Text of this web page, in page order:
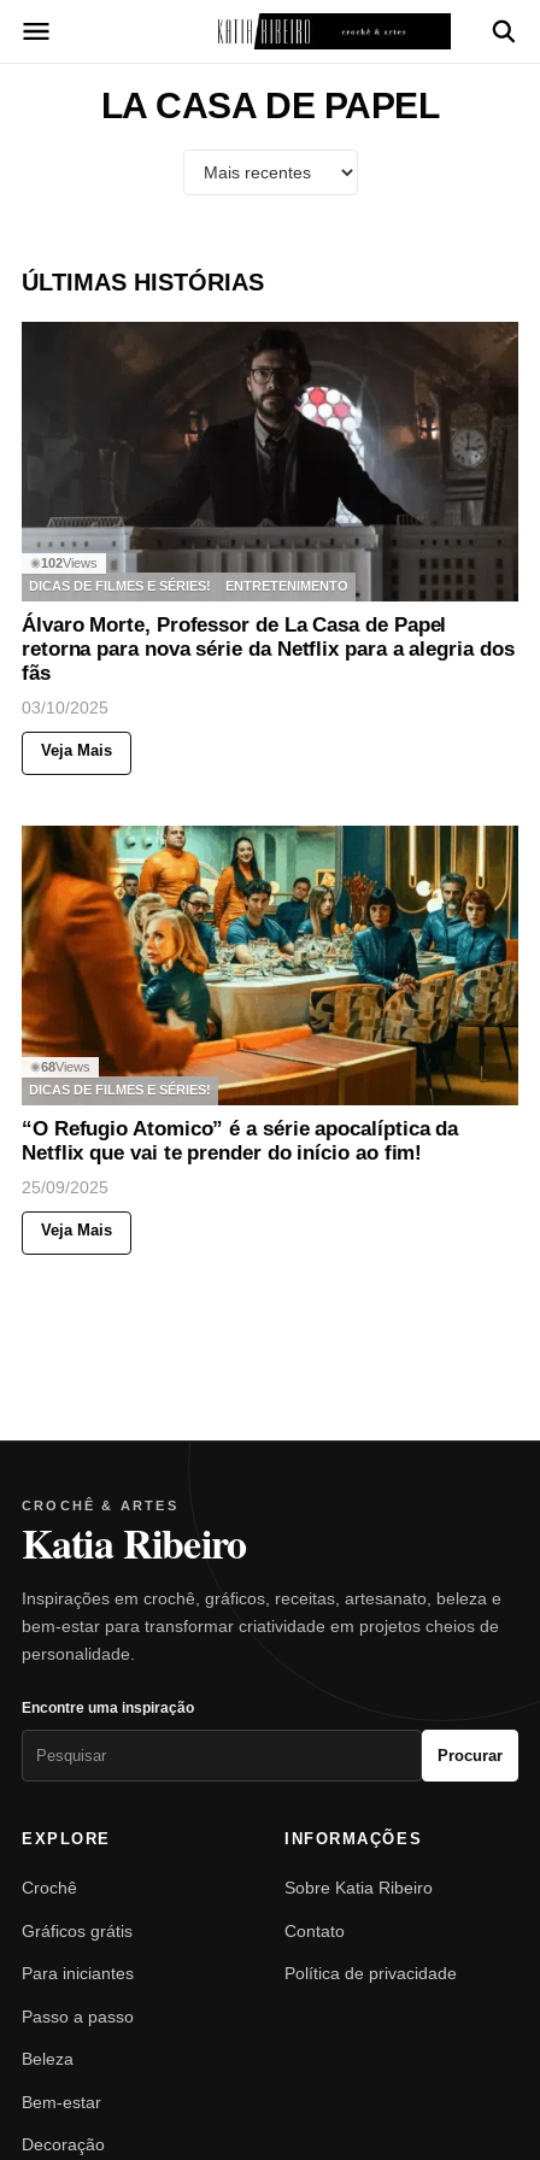
para
LA CASA DE PAPEL
ÚLTIMAS HISTÓRIAS
◉102Views
DICAS DE FILMES E SÉRIES!
ENTRETENIMENTO
Álvaro Morte, Professor de La Casa de Papel
retorna para nova série da Netflix para a alegria dos
fãs
03/10/2025
Veja Mais
◉68Views
DICAS DE FILMES E SÉRIES!
“O Refugio Atomico” é a série apocalíptica da
Netflix que vai te prender do início ao fim!
25/09/2025
Veja Mais
CROCHÊ & ARTES
Katia Ribeiro
Inspirações em crochê, gráficos, receitas, artesanato, beleza e
bem-estar para transformar criatividade em projetos cheios de
personalidade.
Encontre uma inspiração
Procurar
EXPLORE
Crochê
Gráficos grátis
Para iniciantes
Passo a passo
Beleza
Bem-estar
Decoração
INFORMAÇÕES
Sobre Katia Ribeiro
Contato
Política de privacidade